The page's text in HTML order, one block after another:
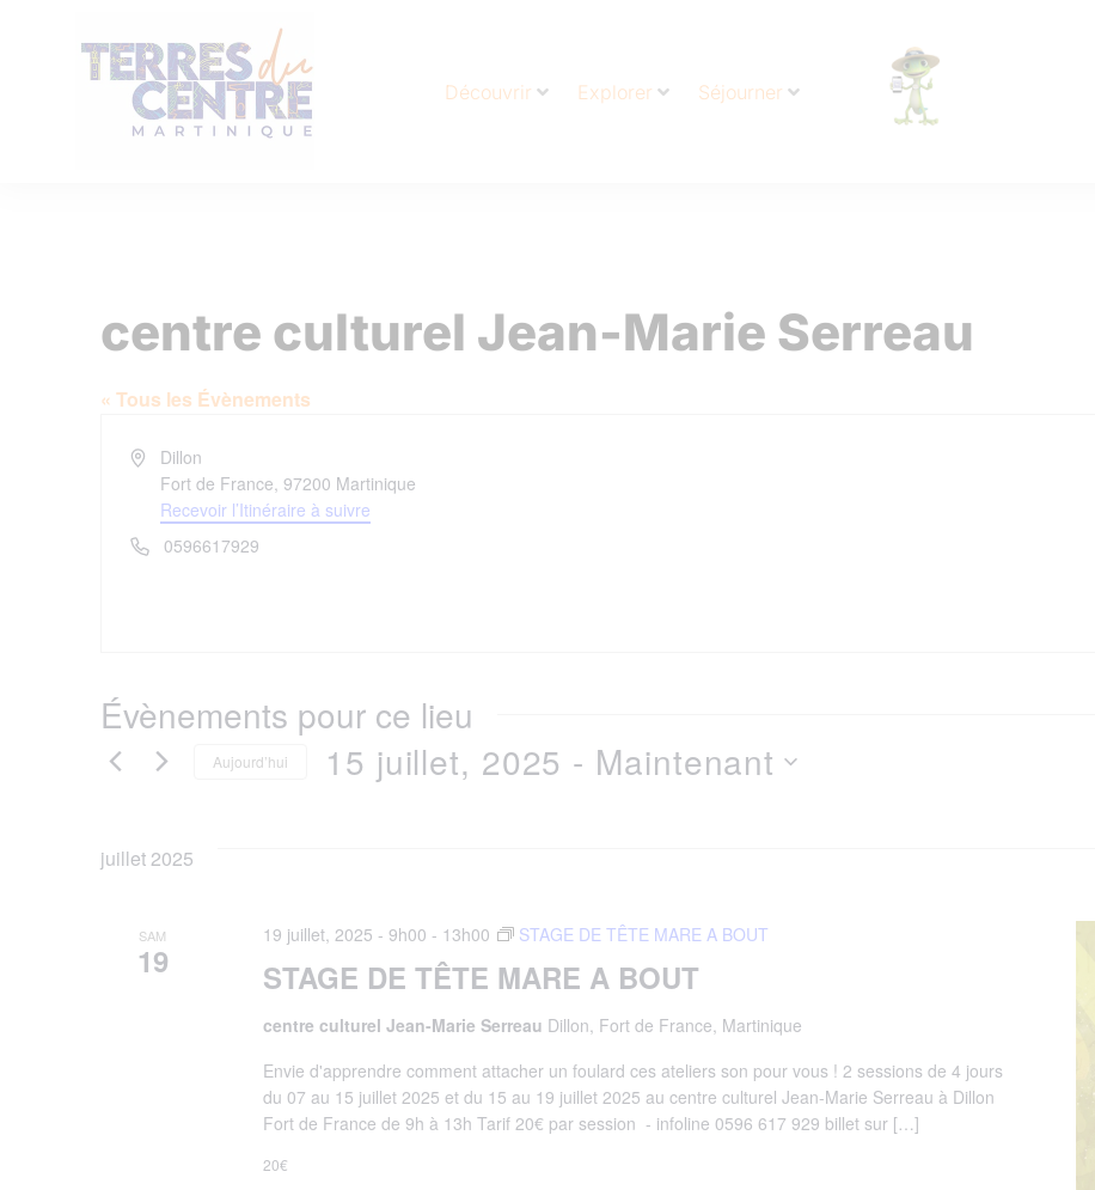
Découvrir Explorer Séjourner
centre culturel Jean-Marie Serreau
« Tous les Évènements
Adresse
Dillon
Fort de France, 97200 Martinique
Recevoir l’Itinéraire à suivre
Téléphone
0596617929
Évènements pour ce lieu
Aujourd’hui 15 juillet, 2025 - Maintenant
juillet 2025
SAM
19 STAGE DE TÊTE MARE A BOUT
19 juillet, 2025 - 9h00 - 13h00 STAGE DE TÊTE MARE A BOUT
centre culturel Jean-Marie Serreau Dillon, Fort de France, Martinique
Envie d'apprendre comment attacher un foulard ces ateliers son pour vous ! 2 sessions de 4 jours
du 07 au 15 juillet 2025 et du 15 au 19 juillet 2025 au centre culturel Jean-Marie Serreau à Dillon
Fort de France de 9h à 13h Tarif 20€ par session - infoline 0596 617 929 billet sur […]
20€